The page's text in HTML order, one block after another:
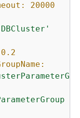
20000
.2